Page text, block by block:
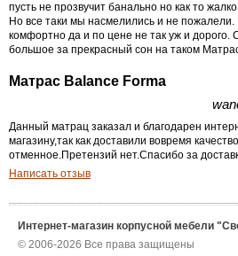
пусть не прозвучит банально но как то
Но все таки мы насмелились и не пожалели.
комфортно да и по цене не так уж и дорого.
большое за прекрасный сон на таком
Матрас Balance Forma
Данный матрац заказал и благодарен
магазину,так как доставили вовремя качество
отменное.Претензий нет.Спасибо за
Написать отзыв
Интернет-магазин корпусной мебели
© 2006-2026 Все права защищены